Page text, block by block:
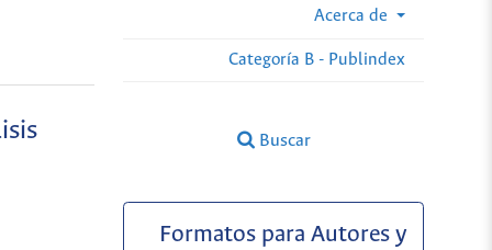
Acerca de
Categoría B - Publindex
Buscar
Formatos para Autores y